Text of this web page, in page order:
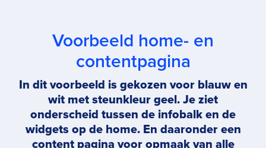
Voorbeeld home- en
contentpagina
In dit voorbeeld is gekozen voor blauw en
wit met steunkleur geel. Je ziet
onderscheid tussen de infobalk en de
widgets op de home. En daaronder een
content pagina voor opmaak van alle